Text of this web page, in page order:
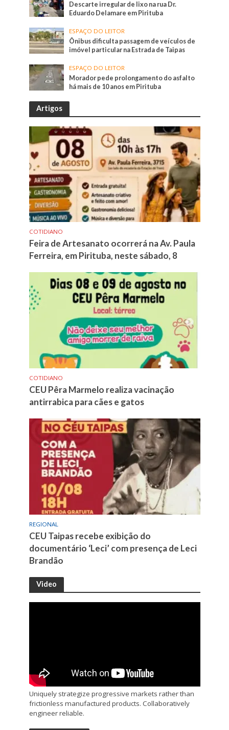
Descarte irregular de lixo na rua Dr.
Eduardo Delamare em Pirituba
ESPAÇO DO LEITOR
Ônibus dificulta passagem de veículos de
imóvel particular na Estrada de Taipas
ESPAÇO DO LEITOR
Morador pede prolongamento do asfalto
há mais de 10 anos em Pirituba
Artigos
COTIDIANO
Feira de Artesanato ocorrerá na Av. Paula
Ferreira, em Pirituba, neste sábado, 8
COTIDIANO
CEU Pêra Marmelo realiza vacinação
antirrabica para cães e gatos
REGIONAL
CEU Taipas recebe exibição do
documentário ‘Leci’ com presença de Leci
Brandão
Video
Uniquely strategize progressive markets rather than
frictionless manufactured products. Collaboratively
engineer reliable.